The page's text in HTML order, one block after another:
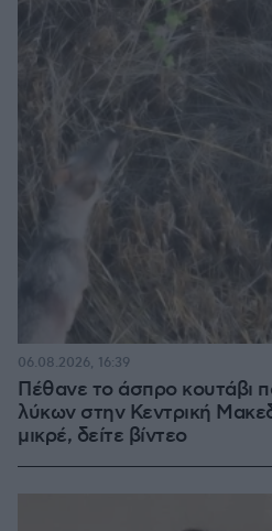
Πέθανε το άσπρο κουτάβι
λύκων στην Κεντρική
μικρέ, δείτε βίντεο
06.08.2026, 16:39